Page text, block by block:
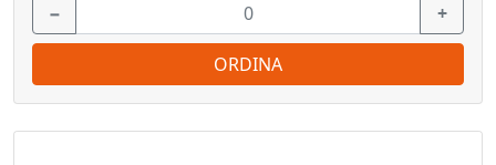
− +
ORDINA